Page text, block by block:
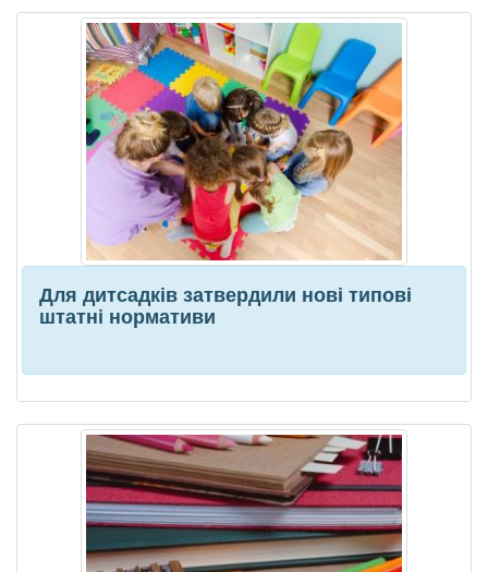
Для дитсадків затвердили нові типові
штатні нормативи